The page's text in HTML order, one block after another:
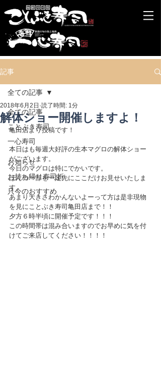
記事
全ての記事
ことぶき寿司
一心寿司
お知らせ
お持ち帰り寿司折
只今のおすすめ
全ての記事
解体ショー開催しますよ！
2018年6月2日 読了時間: 1分
亀田店より投稿です！
本日はも毎週大好評の生本マグロの解体ショー
がございます。
今日のマグロは特にでかいです。
ほんの一部を一足先にここだけお見せいたしま
す。
あまり大きさわかんないよーって方は是非現物
を見にことぶき寿司亀田店まで！！
夕方６時半頃に開催予定です！！！
この時間帯は混み合いますのでお早めに気を付
けてご来店してください！！！！